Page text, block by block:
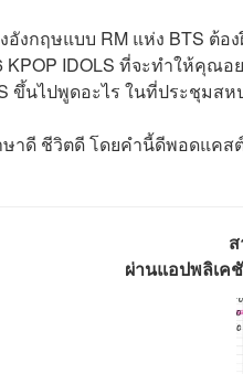
อังกฤษแบบ RM แห่ง BTS ต้อง
KPOP IDOLS ที่จะทำให้คุณอ
ขึ้นไปพูดอะไร ในที่ประชุมส
ษาดี ชีวิตดี โดยคำนี้ดีพอดแคสต์
ผ่านแอปพลิเค